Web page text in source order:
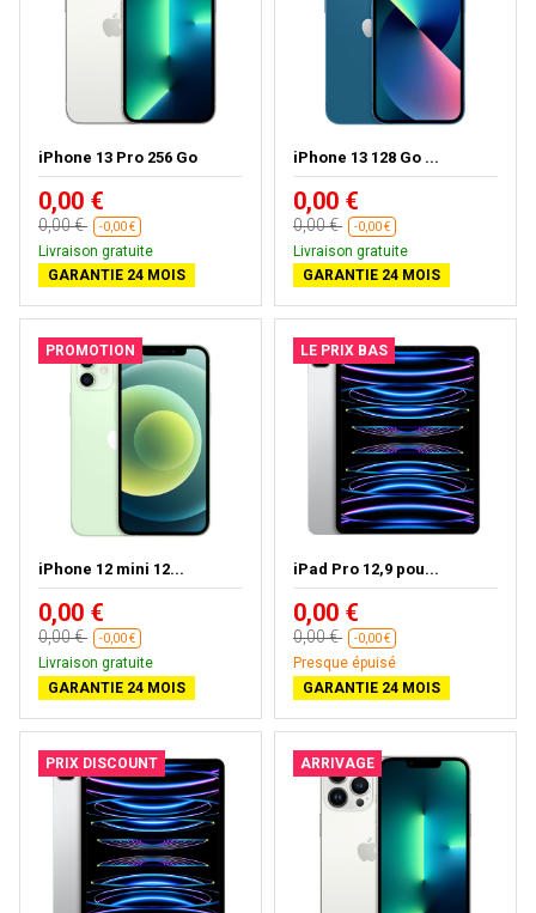
iPhone 13 Pro 256 Go
0,00 €
0,00 € -0,00 €
Livraison gratuite
GARANTIE 24 MOIS
iPhone 13 128 Go ...
0,00 €
0,00 € -0,00 €
Livraison gratuite
GARANTIE 24 MOIS
PROMOTION
iPhone 12 mini 12...
0,00 €
0,00 € -0,00 €
Livraison gratuite
GARANTIE 24 MOIS
LE PRIX BAS
iPad Pro 12,9 pou...
0,00 €
0,00 € -0,00 €
Presque épuisé
GARANTIE 24 MOIS
PRIX DISCOUNT ARRIVAGE